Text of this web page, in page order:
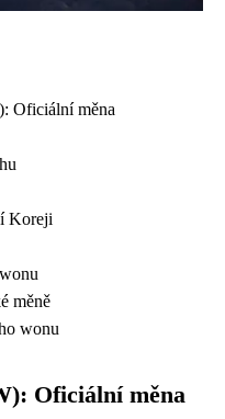
Oficiální měna
Koreji
měně
wonu
Oficiální měna